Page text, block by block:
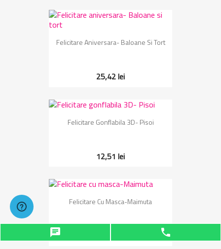
Felicitare Aniversara- Baloane Si Tort
25,42 lei
Felicitare Gonflabila 3D- Pisoi
12,51 lei
Felicitare Cu Masca-Maimuta
chat phone